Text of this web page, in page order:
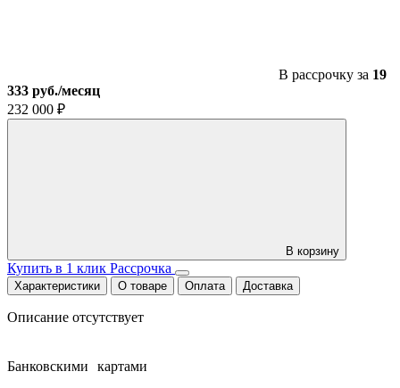
В рассрочку за 19
333 руб./месяц
232 000 ₽
В корзину
Купить в 1 клик Рассрочка
Характеристики О товаре Оплата Доставка
Описание отсутствует
Банковскими картами